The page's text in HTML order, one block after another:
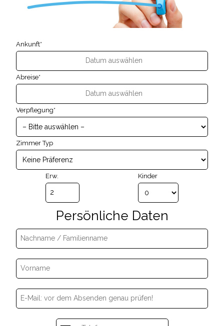
Ankunft*
Abreise*
Verpflegung*
Zimmer Typ
Erw. Kinder
Persönliche Daten